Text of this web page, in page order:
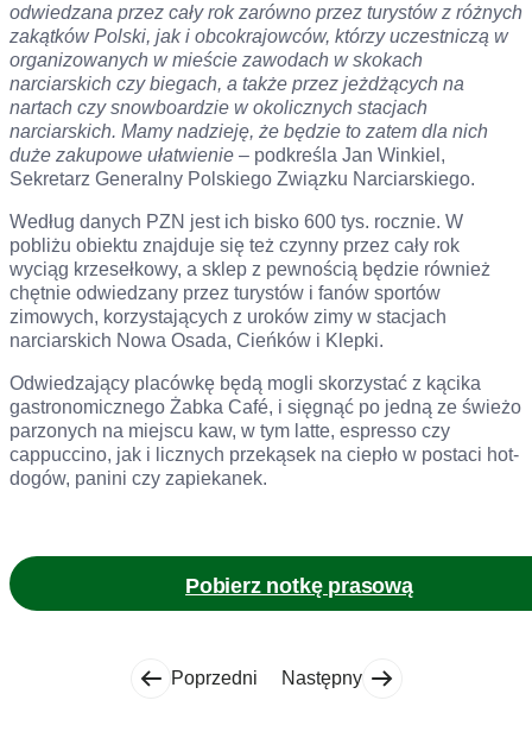
odwiedzana przez cały rok zarówno przez turystów z różnych
zakątków Polski, jak i obcokrajowców, którzy uczestniczą w
organizowanych w mieście zawodach w skokach
narciarskich czy biegach, a także przez jeżdżących na
nartach czy snowboardzie w okolicznych stacjach
narciarskich. Mamy nadzieję, że będzie to zatem dla nich
duże zakupowe ułatwienie – podkreśla Jan Winkiel,
Sekretarz Generalny Polskiego Związku Narciarskiego.
Według danych PZN jest ich bisko 600 tys. rocznie. W
pobliżu obiektu znajduje się też czynny przez cały rok
wyciąg krzesełkowy, a sklep z pewnością będzie również
chętnie odwiedzany przez turystów i fanów sportów
zimowych, korzystających z uroków zimy w stacjach
narciarskich Nowa Osada, Cieńków i Klepki.
Odwiedzający placówkę będą mogli skorzystać z kącika
gastronomicznego Żabka Café, i sięgnąć po jedną ze świeżo
parzonych na miejscu kaw, w tym latte, espresso czy
cappuccino, jak i licznych przekąsek na ciepło w postaci hot-
dogów, panini czy zapiekanek.
Pobierz notkę prasową
Poprzedni Następny